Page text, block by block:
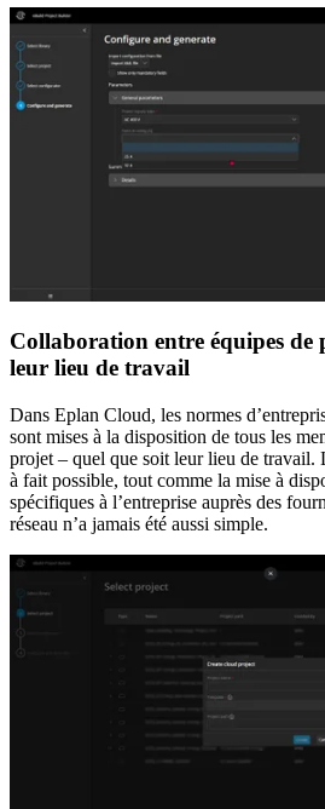
Collaboration entre équipes de
leur lieu de travail
Dans Eplan Cloud, les normes
sont mises à la disposition de tous les
projet – quel que soit leur lieu de travail.
à fait possible, tout comme la mise à
spécifiques à l’entreprise auprès des
réseau n’a jamais été aussi simple.